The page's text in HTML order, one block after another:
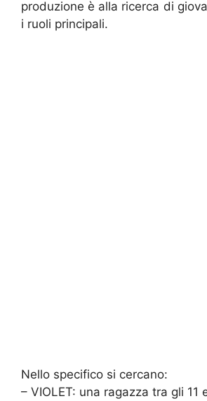
produzione è alla ricerca di
i ruoli principali.
Nello specifico si cercano:
– VIOLET: una ragazza tra gli 11